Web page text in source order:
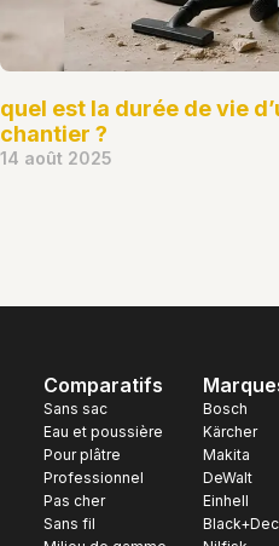
quel est la durée de vie
chantier ?
14 août 2025
Comparatifs
Sans sac
Eau et poussière
Pour plâtre
Professionnel
Pas cher
Sans fil
Bosch
Kärcher
Makita
DeWalt
Einhell